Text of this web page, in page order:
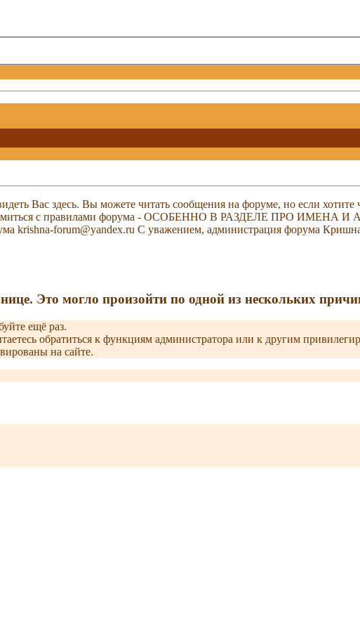
Вас здесь. Вы можете читать сообщения на форуме, но если хотите
с правилами форума - ОСОБЕННО В РАЗДЕЛЕ ПРО ИМЕНА И
krishna-forum@yandex.ru С уважением, администрация форума
Это могло произойти по одной из нескольких
ещё раз.
обратиться к функциям администратора или к другим
на сайте.